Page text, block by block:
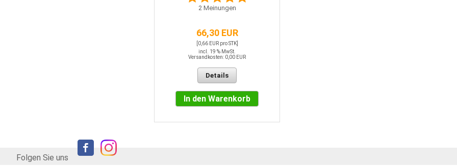
2Meinungen
66,30 EUR
[0,66 EUR pro STK]
incl. 19 % MwSt.
Versandkosten: 0,00 EUR
Details
In den Warenkorb
Folgen Sie uns